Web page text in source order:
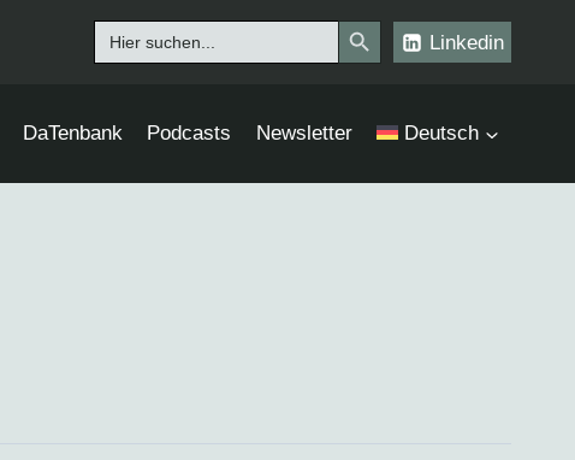
Search
for:
Search Button
Linkedin
DaTenbank Podcasts Newsletter Deutsch